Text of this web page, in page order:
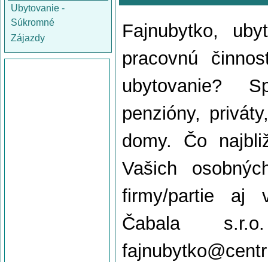
Ubytovanie -
Súkromné
Zájazdy
Fajnubytko,
pracovnú
ubytovanie?
penzióny,
domy. Čo
Vašich
firmy/partie aj
Čabala